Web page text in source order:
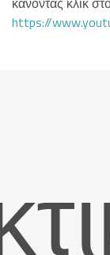
https://